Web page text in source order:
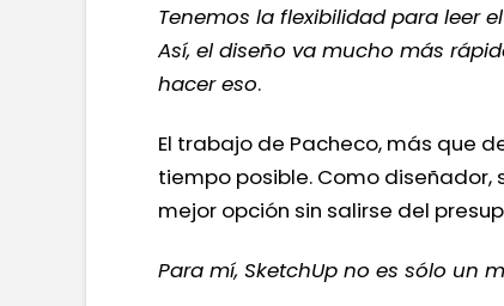
Tenemos la flexibilidad para leer
Así, el diseño va mucho más
hacer eso.
El trabajo de Pacheco, más que
tiempo posible. Como
mejor opción sin salirse del
Para mí, SketchUp no es sólo un